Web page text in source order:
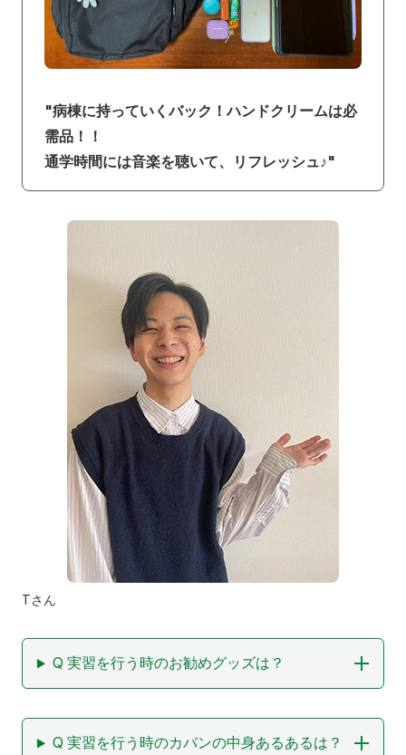
"病棟に持っていくバック！ハンドクリームは必
需品！！
通学時間には音楽を聴いて、リフレッシュ♪"
Tさん
Q 実習を行う時のお勧めグッズは？
Q 実習を行う時のカバンの中身あるあるは？